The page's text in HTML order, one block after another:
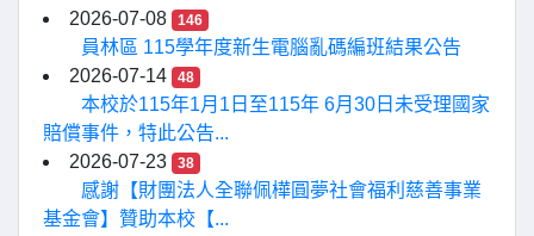
2026-07-08 146
員林區 115學年度新生電腦亂碼編班結果公告
2026-07-14
48
本校於115年1月1日至115年 6月30日未受理國家
賠償事件，特此公告...
2026-07-23
38
感謝【財團法人全聯佩樺圓夢社會福利慈善事業
基金會】贊助本校【...